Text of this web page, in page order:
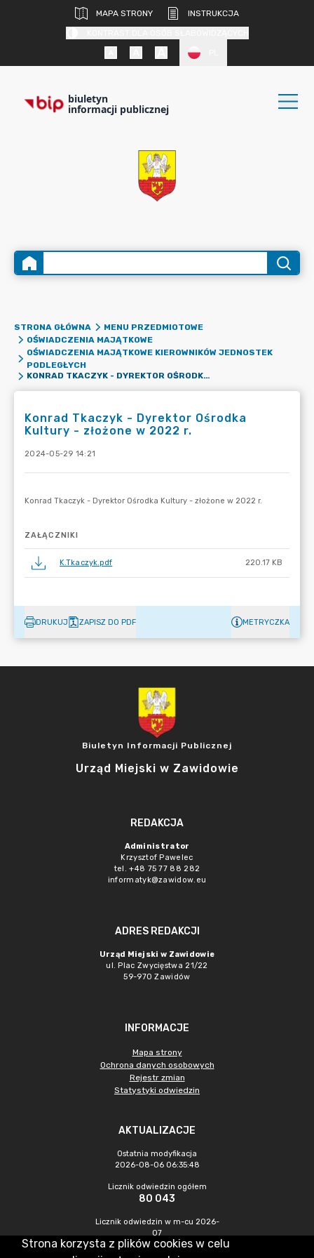
MAPA STRONY
INSTRUKCJA
biuletyn
informacji publicznej
STRONA GŁÓWNA
MENU PRZEDMIOTOWE
OŚWIADCZENIA MAJĄTKOWE
OŚWIADCZENIA MAJĄTKOWE KIEROWNIKÓW JEDNOSTEK
PODLEGŁYCH
KONRAD TKACZYK - DYREKTOR OŚRODKA KULTURY - ZŁOŻONE W 2022 R.
Konrad Tkaczyk - Dyrektor Ośrodka
Kultury - złożone w 2022 r.
2024-05-29 14:21
ZAŁĄCZNIKI
K.Tkaczyk.pdf 220.17 KB
DRUKUJ ZAPISZ DO PDF METRYCZKA
Biuletyn Informacji Publicznej
Urząd Miejski w Zawidowie
REDAKCJA
Administrator
Krzysztof Pawelec
tel. +48 75 77 88 282
informatyk@zawidow.eu
ADRES REDAKCJI
Urząd Miejski w Zawidowie
ul. Plac Zwycięstwa 21/22
59-970 Zawidów
INFORMACJE
Mapa strony
Ochrona danych osobowych
Rejestr zmian
Statystyki odwiedzin
AKTUALIZACJE
Ostatnia modyfikacja
2026-08-06 06:35:48
Licznik odwiedzin ogółem
80 043
Licznik odwiedzin w m-cu 2026-
07
161
Strona korzysta z plików cookies w celu